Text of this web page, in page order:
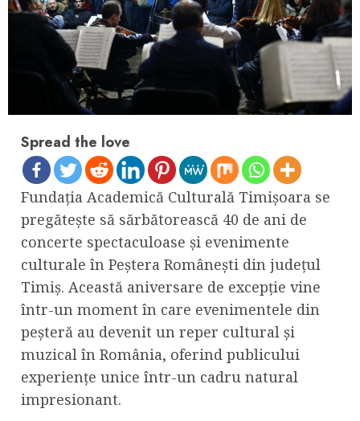
Spread the love
Fundația Academică Culturală Timișoara se
pregătește să sărbătorească 40 de ani de
concerte spectaculoase și evenimente
culturale în Peștera Românești din județul
Timiș. Această aniversare de excepție vine
într-un moment în care evenimentele din
peșteră au devenit un reper cultural și
muzical în România, oferind publicului
experiențe unice într-un cadru natural
impresionant.